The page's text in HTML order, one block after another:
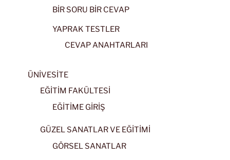
BİR SORU BİR CEVAP
YAPRAK TESTLER
CEVAP ANAHTARLARI
ÜNİVESİTE
EĞİTİM FAKÜLTESİ
EĞİTİME GİRİŞ
GÜZEL SANATLAR VE EĞİTİMİ
GÖRSEL SANATLAR